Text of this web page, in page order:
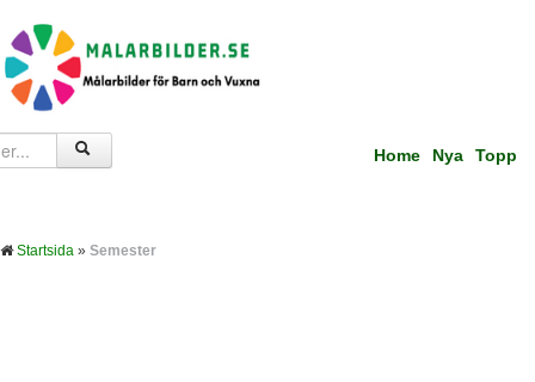
Home Nya Topp
Startsida » Semester